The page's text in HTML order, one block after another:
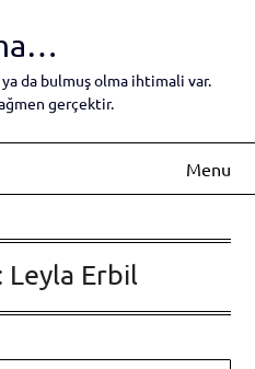
da bulmuş olma ihtimali var.
gerçektir.
Menu
Leyla Erbil